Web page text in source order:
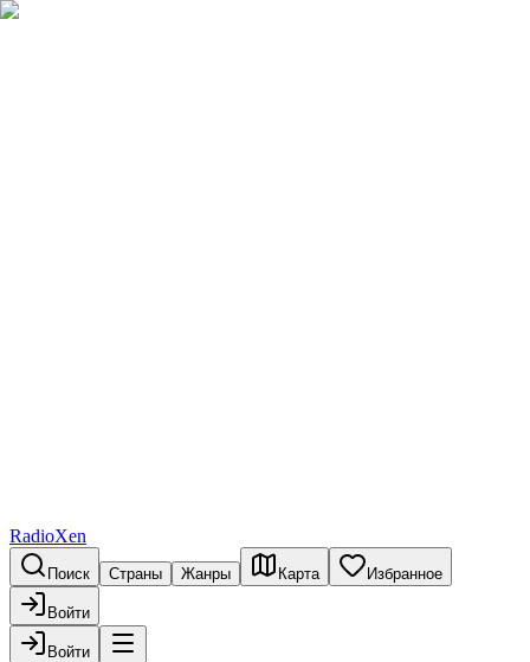
RadioXen
Поиск Страны Жанры Карта Избранное
Войти
Войти